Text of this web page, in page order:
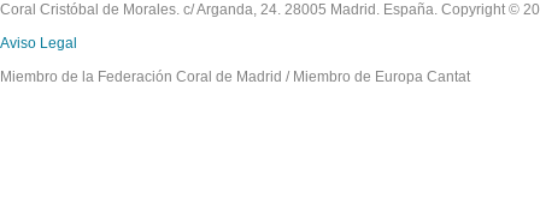
Coral Cristóbal de Morales. c/ Arganda, 24. 28005 Madrid. España. Copyright ©
Aviso Legal
Miembro de la Federación Coral de Madrid / Miembro de Europa Cantat